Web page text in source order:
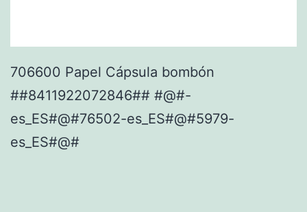
706600 Papel Cápsula bombón
##8411922072846## #@#-
es_ES#@#76502-es_ES#@#5979-
es_ES#@#